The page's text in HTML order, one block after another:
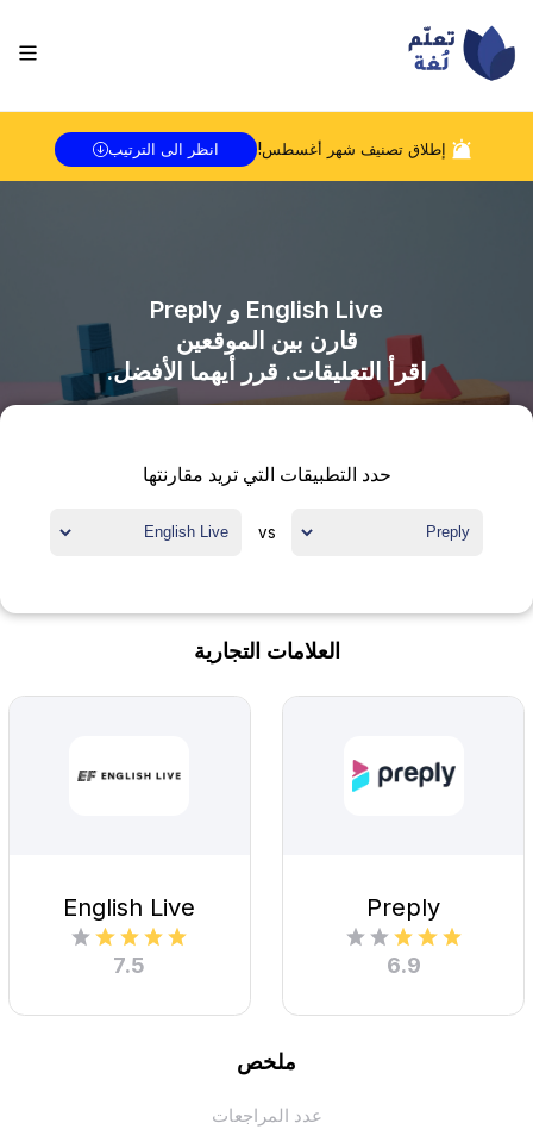
إطلاق تصنيف شهر أغسطس! انظر الى الترتيب
English Liveو Preply
قارن بين الموقعين
اقرأ التعليقات. قرر أيهما الأفضل.
حدد التطبيقات التي تريد مقارنتها
vs
العلامات التجارية
Preply
6.9
English Live
7.5
ملخص
عدد المراجعات